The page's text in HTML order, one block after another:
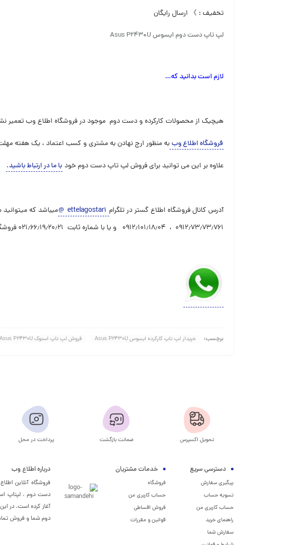
تخفیف : 》 ارسال رایگان
لپ تاپ دست دوم ایسوس Asus P2430U
لازم است بدانید که…
هیچیک از محصولات کارکرده و دست دوم موجود در فروشگاه اطلاع وب
فروشگاه اطلاع وببه منظور ارج نهادن به مشتری و کسب اعتماد ، یک هفته
علاوه بر این می توانید برای فروش لپ تاپ دست دوم خود با ما در ارتباط باشید.
آدرس کانال فروشگاه اطلاع گستر در تلگرام ettelagostar1
@میباشد که
۰۹۱۲٫۷۳٫۷۳٫۷۶۱ ، ۰۹۱۲٫۱۰۱٫۱۸٫۰۴ و یا با شماره ثابت ۰۲۱٫۶۶٫۱۹٫۲۰٫۲۱ فروشگاه تماس بگیرید.
برچسب: خریدار لپ تاپ کارکرده ایسوس Asus P2430U فروش لپ تاپ استوک Asus P2430U
تحویل اکسپرس ضمانت بازگشت پرداخت در محل
دسترسی سریع
پیگیری سفارش
تسویه حساب
حساب کاربری من
راهنمای خرید
سفارش شما
خدمات مشتریان
فروشگاه
حساب کاربری من
فروش اقساطی
قوانین و مقررات
درباره اطلاع وب
دست دوم ، لپتاپ
آغاز کرده است. در
دوم شما و فروش